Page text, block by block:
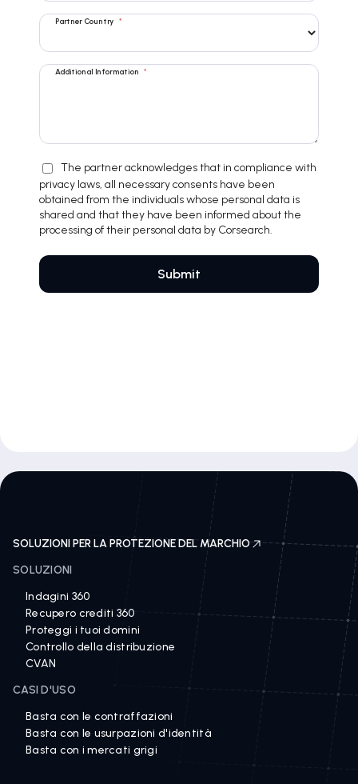
SOLUZIONI PER LA PROTEZIONE DEL MARCHIO
SOLUZIONI
Indagini 360
Recupero crediti 360
Proteggi i tuoi domini
Controllo della distribuzione
CVAN
CASI D'USO
Basta con le contraffazioni
Basta con le usurpazioni d'identità
Basta con i mercati grigi